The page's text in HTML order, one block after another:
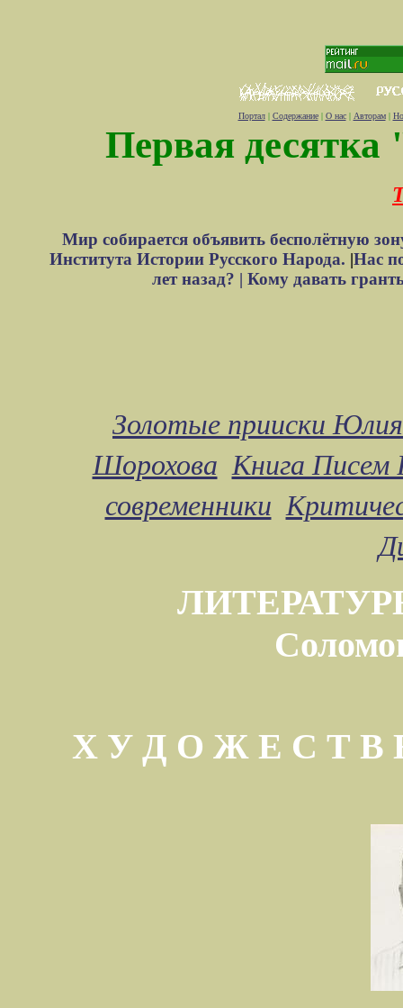
Портал| Содержание| О нас| Авторам|
Первая десятка
Мир собирается объявить бесполётную
Института Истории Русского Народа. |Нас
лет назад? | Кому давать
Золотые прииски
Шорохова Книга Писем
современники
Х У Д О Ж Е С Т